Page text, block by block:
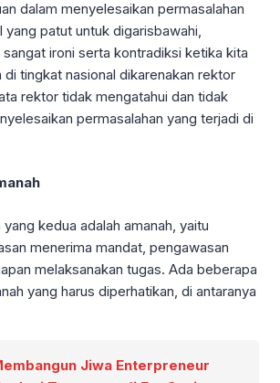
dalam menyelesaikan permasalahan
yang patut untuk digarisbawahi,
sangat ironi serta kontradiksi ketika kita
di tingkat nasional dikarenakan rektor
rektor tidak mengatahui dan tidak
permasalahan yang terjadi di
kedua adalah amanah, yaitu
menerima mandat, pengawasan
melaksanakan tugas. Ada beberapa
yang harus diperhatikan, di antaranya
Jiwa Enterpreneur